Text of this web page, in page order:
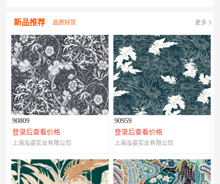
新品推荐 品质好货 更多
90809
登录后查看价格
上海泓姿实业有限公司
90959
登录后查看价格
上海泓姿实业有限公司